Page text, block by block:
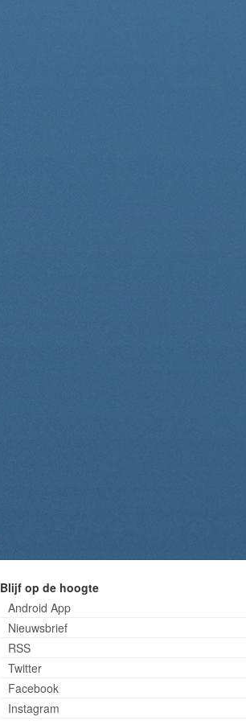
Blijf op de hoogte
Android App
Nieuwsbrief
RSS
Twitter
Facebook
Instagram